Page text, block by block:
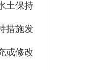
土保持
措施发
或修改